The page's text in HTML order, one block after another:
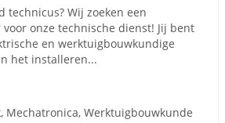
technicus? Wij zoeken een
onze technische dienst! Jij bent
en werktuigbouwkundige
het installeren...
Mechatronica, Werktuigbouwkunde